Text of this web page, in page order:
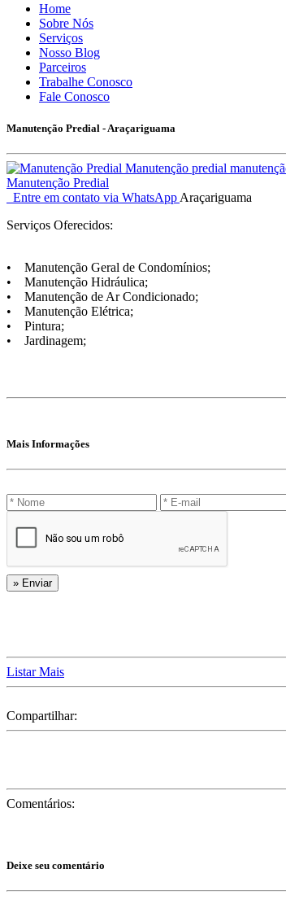
Home
Sobre Nós
Serviços
Nosso Blog
Parceiros
Trabalhe Conosco
Fale Conosco
Manutenção Predial - Araçariguama
Manutenção Predial
Entre em contato via WhatsApp Araçariguama
Serviços Oferecidos:
• Manutenção Geral de Condomínios;
• Manutenção Hidráulica;
• Manutenção de Ar Condicionado;
• Manutenção Elétrica;
• Pintura;
• Jardinagem;
Mais Informações
Listar Mais
Compartilhar:
Comentários:
Deixe seu comentário